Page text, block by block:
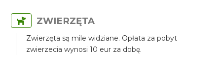
ZWIERZĘTA
Zwierzęta są mile widziane. Opłata za pobyt
zwierzecia wynosi 10 eur za dobę.